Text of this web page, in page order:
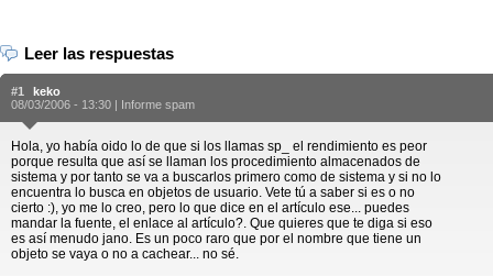
Leer las respuestas
#1
keko
08/03/2006 - 13:30 | Informe spam
Hola, yo había oido lo de que si los llamas sp_ el rendimiento es peor
porque resulta que así se llaman los procedimiento almacenados de
sistema y por tanto se va a buscarlos primero como de sistema y si no lo
encuentra lo busca en objetos de usuario. Vete tú a saber si es o no
cierto :), yo me lo creo, pero lo que dice en el artículo ese... puedes
mandar la fuente, el enlace al artículo?. Que quieres que te diga si eso
es así menudo jano. Es un poco raro que por el nombre que tiene un
objeto se vaya o no a cachear... no sé.